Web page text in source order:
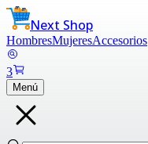
Next Shop
HombresMujeresAccesorios
3
Menú